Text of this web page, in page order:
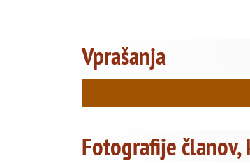
Vprašanja
Fotografije